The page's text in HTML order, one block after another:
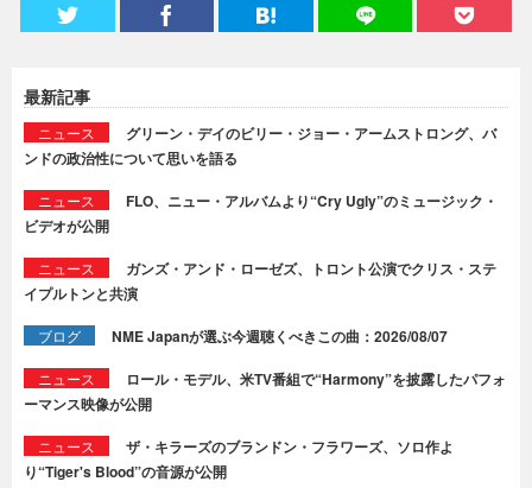
最新記事
ニュース
グリーン・デイのビリー・ジョー・アームストロング、バ
ンドの政治性について思いを語る
ニュース
FLO、ニュー・アルバムより“Cry Ugly”のミュージック・
ビデオが公開
ニュース
ガンズ・アンド・ローゼズ、トロント公演でクリス・ステ
イプルトンと共演
ブログ NME Japanが選ぶ今週聴くべきこの曲：2026/08/07
ニュース
ロール・モデル、米TV番組で“Harmony”を披露したパフォ
ーマンス映像が公開
ニュース
ザ・キラーズのブランドン・フラワーズ、ソロ作よ
り“Tiger's Blood”の音源が公開